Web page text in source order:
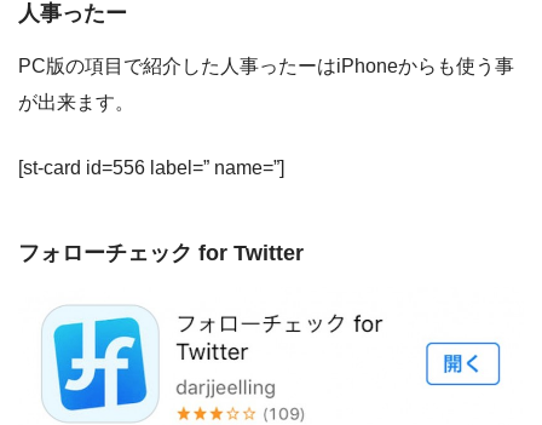
人事ったー
PC版の項目で紹介した人事ったーはiPhoneからも使う事
が出来ます。
[st-card id=556 label=” name=”]
フォローチェック for Twitter